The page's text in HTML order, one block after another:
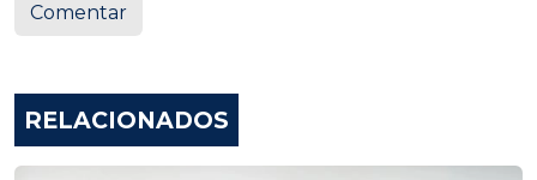
Comentar
RELACIONADOS